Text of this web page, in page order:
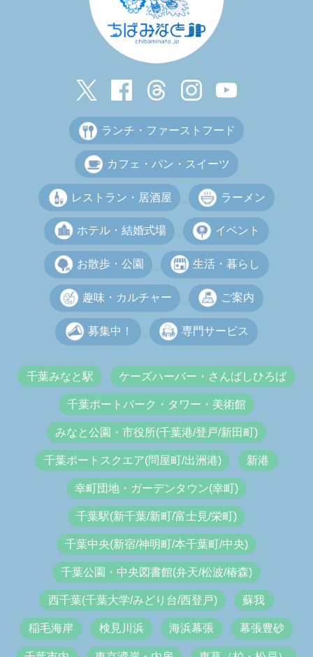
ランチ・ファーストフード
カフェ・パン・スイーツ
レストラン・居酒屋 ラーメン
ホテル・結婚式場 イベント
お散歩・公園 生活・暮らし
趣味・カルチャー ご案内
募集中！ 専門サービス
千葉みなと駅 ケーズハーバー・さんばしひろば
千葉ポートパーク・タワー・美術館
みなと公園・市役所(千葉港/登戸/新田町)
千葉ポートスクエア(問屋町/出洲港) 新港
幸町団地・ガーデンタウン(幸町)
千葉駅(新千葉/新町/富士見/栄町)
千葉中央(新宿/神明町/本千葉町/中央)
千葉公園・中央図書館(弁天/松波/椿森)
西千葉(千葉大学/みどり台/西登戸) 蘇我
稲毛海岸 検見川浜 海浜幕張 幕張豊砂